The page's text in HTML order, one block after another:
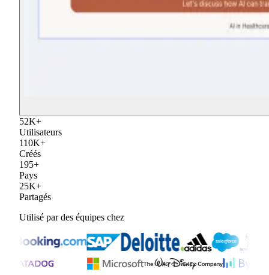
52K+
Utilisateurs
110K+
Créés
195+
Pays
25K+
Partagés
Utilisé par des équipes chez